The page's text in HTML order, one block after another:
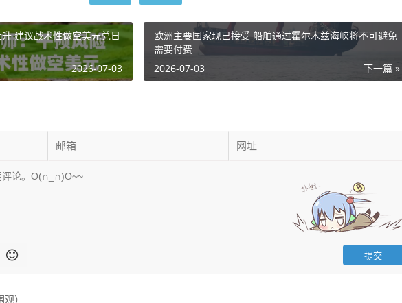
建议战术性做空美元兑日
2026-07-03
欧洲主要国家现已接受 船舶通过霍尔木兹海峡将不可避免
需要付费
下一篇 »
2026-07-03
）